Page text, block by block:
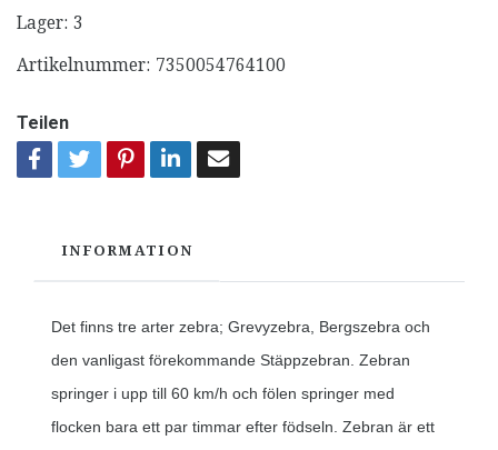
Lager: 3
Artikelnummer: 7350054764100
Teilen
INFORMATION
Det finns tre arter zebra; Grevyzebra, Bergszebra och
den vanligast förekommande Stäppzebran. Zebran
springer i upp till 60 km/h och fölen springer med
flocken bara ett par timmar efter födseln. Zebran är ett